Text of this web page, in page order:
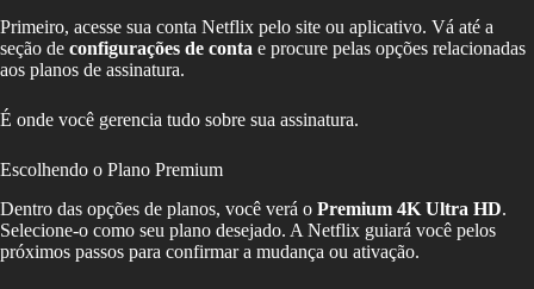
Primeiro, acesse sua conta Netflix pelo site ou aplicativo. Vá até a
seção de configurações de conta e procure pelas opções relacionadas
aos planos de assinatura.
É onde você gerencia tudo sobre sua assinatura.
Escolhendo o Plano Premium
Dentro das opções de planos, você verá o Premium 4K Ultra HD.
Selecione-o como seu plano desejado. A Netflix guiará você pelos
próximos passos para confirmar a mudança ou ativação.